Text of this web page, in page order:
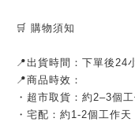
🛒 購物須知
📍出貨時間：下單後24
📍商品時效：
・超市取貨：約2–3個
・宅配：約1-2個工作天